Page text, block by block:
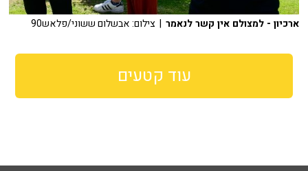
ארכיון - למצולם אין קשר לנאמר | צילום: אבשלום ששוני/פלאש90
עוד קטעים